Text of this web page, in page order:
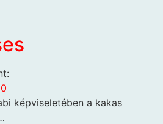
képviseletében a kakas